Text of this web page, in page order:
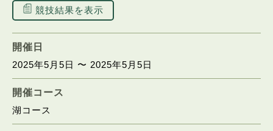
採用情報
交通アクセス
競技結果を表示
開催日
2025年5月5日 〜 2025年5月5日
開催コース
湖コース